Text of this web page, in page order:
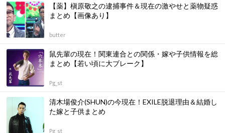
【薬】槇原敬之の逮捕事件＆現在の激やせと薬物疑惑
まとめ【画像あり】
butter
鼠先輩の現在！関東連合との関係・嫁や子供情報を総
まとめ【若い頃に大ブレーク】
Pg_st
清木場俊介(SHUN)の今現在！EXILE脱退理由＆結婚し
た嫁と子供まとめ
Pg_st